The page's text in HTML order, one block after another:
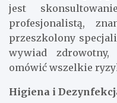
jest
profesjonalistą,
przeszkolony
wywiad
omówić wszelkie
Higiena i